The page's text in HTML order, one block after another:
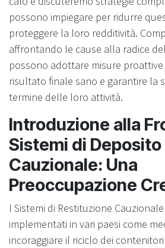
possono impiegare per ridurre
proteggere la loro redditività.
affrontando le cause alla radice
possono adottare misure
risultato finale sano e garantire la
termine delle loro attività.
Introduzione alla
Sistemi di Deposito
Cauzionale: Una
Preoccupazione
I Sistemi di Restituzione
implementati in vari paesi come
incoraggiare il riciclo dei